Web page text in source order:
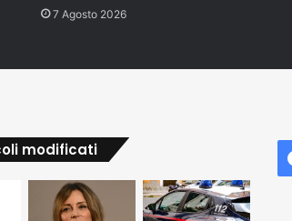
7 Agosto 2026
modificati